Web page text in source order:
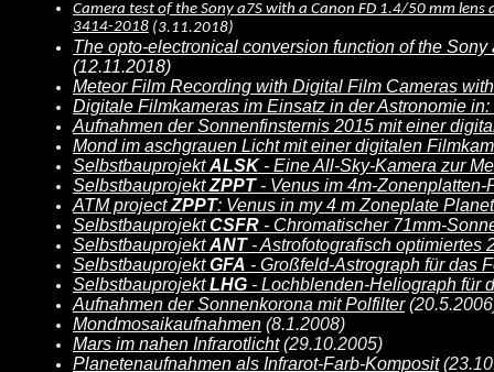
Camera test of the Sony a7S with a Canon FD 1.4/50 mm
3414-2018 (3.11.2018)
The opto-electronical conversion function of the
(12.11.2018)
Meteor Film Recording with Digital Film Cameras
Digitale Filmkameras im Einsatz in der Astronomie
Aufnahmen der Sonnenfinsternis 2015 mit einer
Mond im aschgrauen Licht mit einer digitalen
SelbstbauprojektALSK- Eine All-Sky-Kamera zur
SelbstbauprojektZPPT- Venus im 4m-Zonenplatten-
ATM projectZPPT: Venus in my 4 m Zoneplate
SelbstbauprojektCSFR - Chromatischer 71mm-
SelbstbauprojektANT- Astrofotografisch optimiertes
SelbstbauprojektGFA - Großfeld-Astrograph für das
SelbstbauprojektLHG - Lochblenden-Heliograph für
Aufnahmen der Sonnenkorona mit Polfilter
Mondmosaikaufnahmen (8.1.2008)
Mars im nahen Infrarotlicht(29.10.2005)
Planetenaufnahmen als Infrarot-Farb-Komposit